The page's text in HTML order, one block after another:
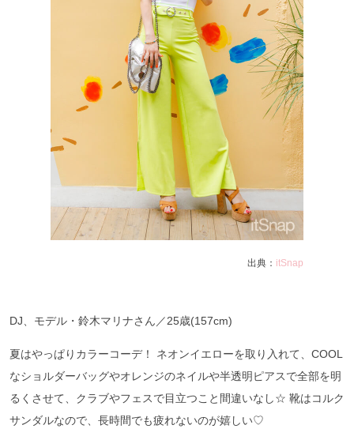
出典： itSnap
DJ、モデル・鈴木マリナさん／25歳(157cm)
夏はやっぱりカラーコーデ！ ネオンイエローを取り入れて、COOL
なショルダーバッグやオレンジのネイルや半透明ピアスで全部を明
るくさせて、クラブやフェスで目立つこと間違いなし☆ 靴はコルク
サンダルなので、長時間でも疲れないのが嬉しい♡